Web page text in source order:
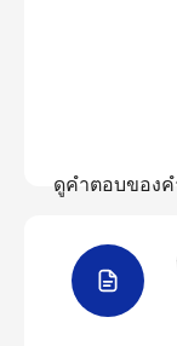
ดูคำตอบของ